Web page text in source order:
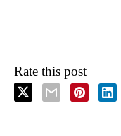
Rate this post